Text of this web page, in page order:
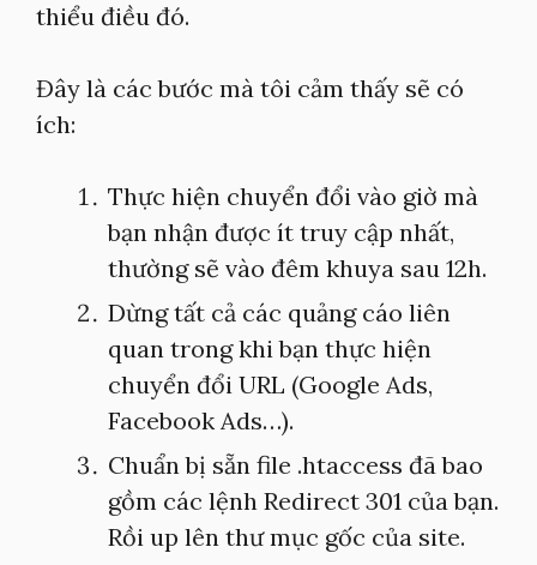
thiểu điều đó.
Đây là các bước mà tôi cảm thấy sẽ có
ích:
Thực hiện chuyển đổi vào giờ mà
bạn nhận được ít truy cập nhất,
thường sẽ vào đêm khuya sau 12h.
Dừng tất cả các quảng cáo liên
quan trong khi bạn thực hiện
chuyển đổi URL (Google Ads,
Facebook Ads…).
Chuẩn bị sẵn file .htaccess đã bao
gồm các lệnh Redirect 301 của bạn.
Rồi up lên thư mục gốc của site.